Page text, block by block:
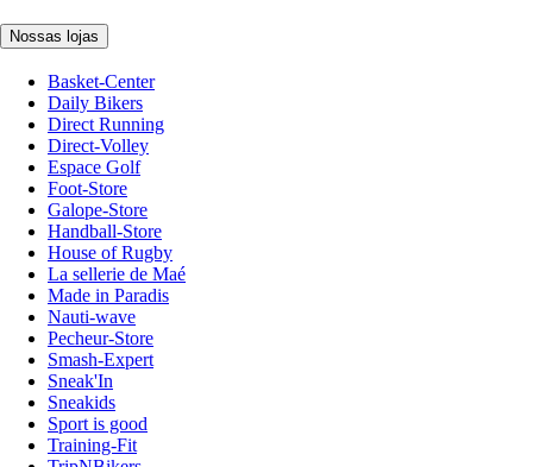
Nossas lojas
Basket-Center
Daily Bikers
Direct Running
Direct-Volley
Espace Golf
Foot-Store
Galope-Store
Handball-Store
House of Rugby
La sellerie de Maé
Made in Paradis
Nauti-wave
Pecheur-Store
Smash-Expert
Sneak'In
Sneakids
Sport is good
Training-Fit